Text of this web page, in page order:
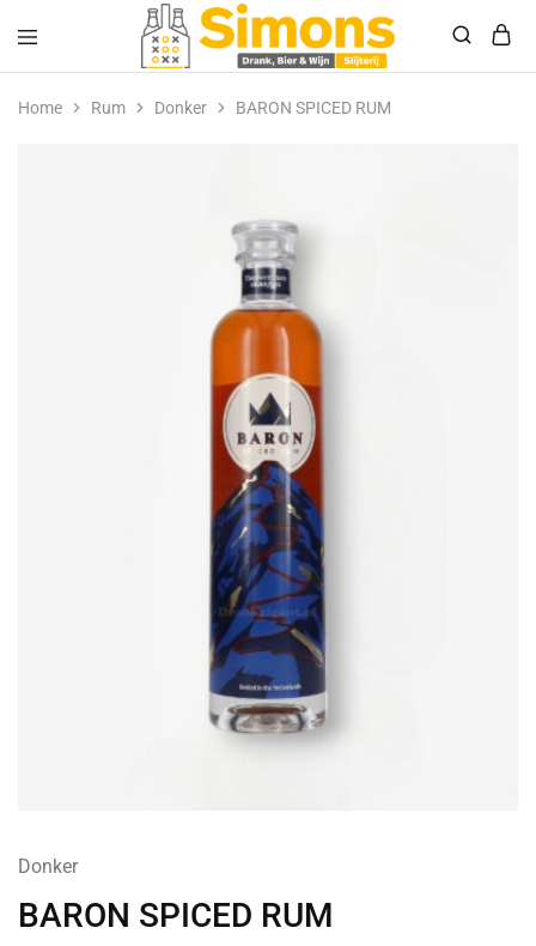
Simonsdrank.nl
Drank,
&
Home Rum Donker BARON SPICED RUM
Donker
BARON SPICED RUM